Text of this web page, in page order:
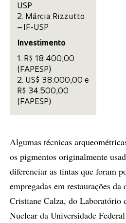
USP
2. Márcia Rizzutto
– IF-USP
Investimento
1. R$ 18.400,00
(FAPESP)
2. US$ 38.000,00 e
R$ 34.500,00
(FAPESP)
Algumas técnicas
os pigmentos originalmente
diferenciar as tintas que foram
empregadas em restaurações
Cristiane Calza, do Laboratório
Nuclear da Universidade